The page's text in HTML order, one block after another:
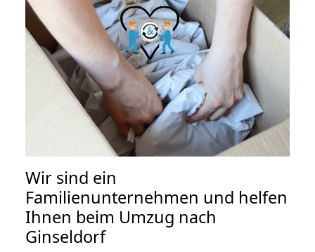
Wir sind ein
Familienunternehmen und helfen
Ihnen beim Umzug nach
Ginseldorf